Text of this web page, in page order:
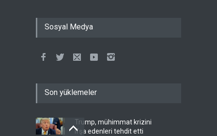
Sosyal Medya
Son yüklemeler
Trump, mühimmat krizini
ifşa edenleri tehdit etti